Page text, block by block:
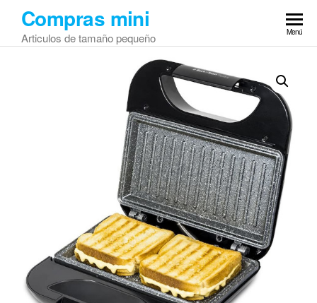
Saltar
contenido
Compras mini
Articulos de tamaño pequeño Menú